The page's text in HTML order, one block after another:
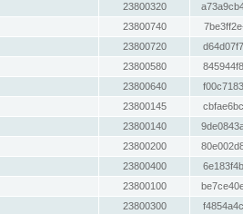
23800320
23800740
23800720
23800580
23800640
23800145
23800140
23800200
23800400
23800100
23800300